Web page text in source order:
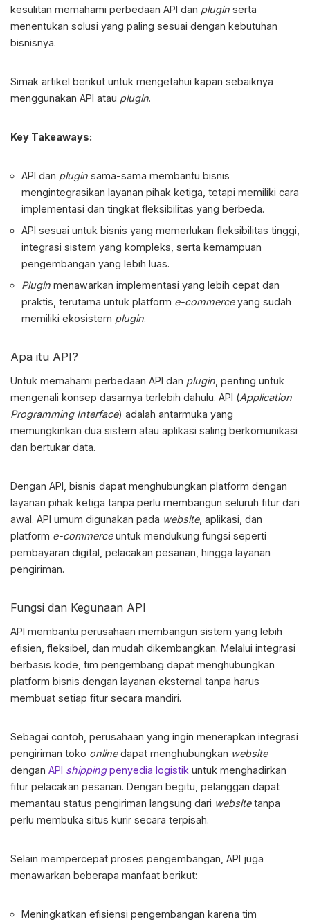
kesulitan memahami perbedaan API dan plugin serta
menentukan solusi yang paling sesuai dengan kebutuhan
bisnisnya.
Simak artikel berikut untuk mengetahui kapan sebaiknya
menggunakan API atau plugin.
Key Takeaways:
API dan plugin sama-sama membantu bisnis
mengintegrasikan layanan pihak ketiga, tetapi memiliki cara
implementasi dan tingkat fleksibilitas yang berbeda.
API sesuai untuk bisnis yang memerlukan fleksibilitas tinggi,
integrasi sistem yang kompleks, serta kemampuan
pengembangan yang lebih luas.
Plugin menawarkan implementasi yang lebih cepat dan
praktis, terutama untuk platform e-commerceyang sudah
memiliki ekosistem plugin.
Apa itu API?
Untuk memahami perbedaan API dan plugin , penting untuk
mengenali konsep dasarnya terlebih dahulu. API (Application
Programming Interface) adalah antarmuka yang
memungkinkan dua sistem atau aplikasi saling berkomunikasi
dan bertukar data.
Dengan API, bisnis dapat menghubungkan platform dengan
layanan pihak ketiga tanpa perlu membangun seluruh fitur dari
awal. API umum digunakan pada website, aplikasi, dan
platform e-commerceuntuk mendukung fungsi seperti
pembayaran digital, pelacakan pesanan, hingga layanan
pengiriman.
Fungsi dan Kegunaan API
API membantu perusahaan membangun sistem yang lebih
efisien, fleksibel, dan mudah dikembangkan. Melalui integrasi
berbasis kode, tim pengembang dapat menghubungkan
platform bisnis dengan layanan eksternal tanpa harus
membuat setiap fitur secara mandiri.
Sebagai contoh, perusahaan yang ingin menerapkan integrasi
pengiriman toko onlinedapat menghubungkan website
dengan API shippingpenyedia logistik untuk menghadirkan
fitur pelacakan pesanan. Dengan begitu, pelanggan dapat
memantau status pengiriman langsung dari websitetanpa
perlu membuka situs kurir secara terpisah.
Selain mempercepat proses pengembangan, API juga
menawarkan beberapa manfaat berikut:
Meningkatkan efisiensi pengembangan karena tim